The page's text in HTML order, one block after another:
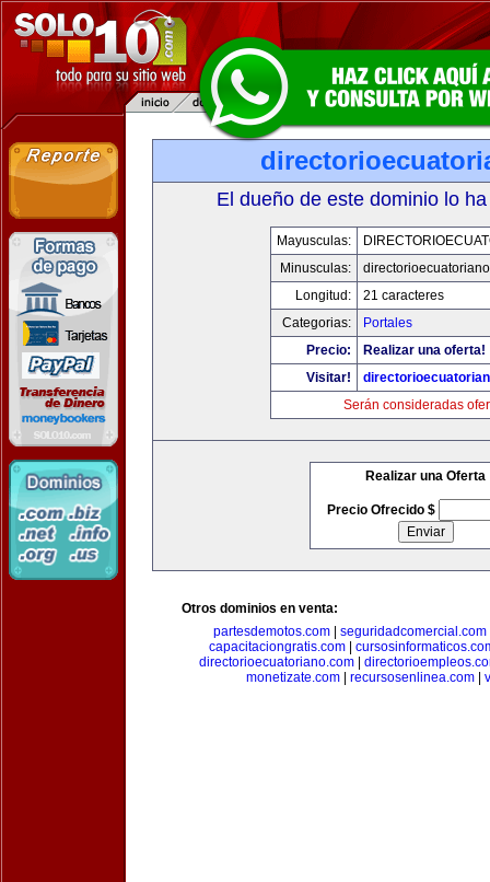
El dueño de este dominio lo
Mayusculas:
Minusculas:
Longitud:
21 caracteres
Categorias:
Portales
Precio:
Realizar una oferta!
Visitar!
Serán consideradas
Realizar una Oferta
Precio Ofrecido $
Otros dominios en venta:
partesdemotos.com| seguridadcomercial.com
capacitaciongratis.com|
directorioecuatoriano.com
monetizate.com
recursosenlinea.com